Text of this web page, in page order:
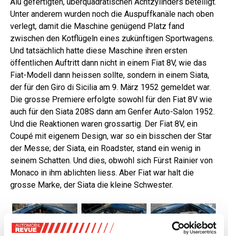
Unter anderem wurden noch die Auspuffkanäle nach oben
verlegt, damit die Maschine genügend Platz fand
zwischen den Kotflügeln eines zukünftigen Sportwagens.
Und tatsächlich hatte diese Maschine ihren ersten
öffentlichen Auftritt dann nicht in einem Fiat 8V, wie das
Fiat-Modell dann heissen sollte, sondern in einem Siata,
der für den Giro di Sicilia am 9. März 1952 gemeldet war.
Die grosse Premiere erfolgte sowohl für den Fiat 8V wie
auch für den Siata 208S dann am Genfer Auto-Salon 1952.
Und die Reaktionen waren grossartig. Der Fiat 8V, ein
Coupé mit eigenem Design, war so ein bisschen der Star
der Messe; der Siata, ein Roadster, stand ein wenig in
seinem Schatten. Und dies, obwohl sich Fürst Rainier von
Monaco in ihm ablichten liess. Aber Fiat war halt die
grosse Marke, der Siata die kleine Schwester.